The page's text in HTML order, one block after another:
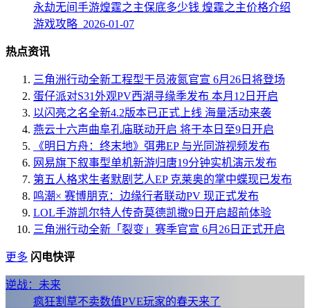
永劫无间手游煌霆之主保底多少钱 煌霆之主价格介绍
游戏攻略 2026-01-07
热点资讯
三角洲行动全新工程型干员液氮官宣 6月26日将登场
蛋仔派对S31外观PV西湖寻缘季发布 本月12日开启
以闪亮之名全新4.2版本已正式上线 海量活动来袭
燕云十六声曲阜孔庙联动开启 将于本日至9日开启
《明日方舟：终末地》弭弗EP 与光同游视频发布
网易旗下叙事型单机新游归唐19分钟实机演示发布
第五人格求生者默剧艺人EP 克莱奥的掌中蝶现已发布
鸣潮× 赛博朋克：边缘行者联动PV 现正式发布
LOL手游凯尔特人传奇莫德凯撒9日开启超前体验
三角洲行动全新「裂变」赛季官宣 6月26日正式开启
更多 闪电快评
逆战：未来
疯狂割草不卖数值PVE玩家的春天来了